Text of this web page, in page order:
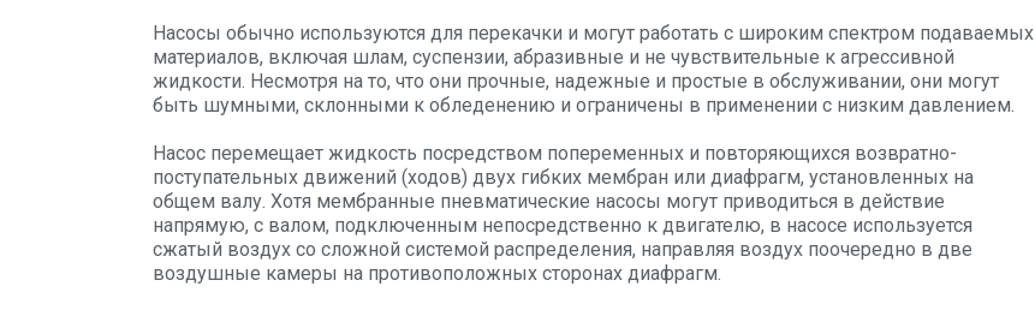
Насосы обычно используются для перекачки и могут работать с широким спектром подаваемых
материалов, включая шлам, суспензии, абразивные и не чувствительные к агрессивной
жидкости. Несмотря на то, что они прочные, надежные и простые в обслуживании, они могут
быть шумными, склонными к обледенению и ограничены в применении с низким давлением.
Насос перемещает жидкость посредством попеременных и повторяющихся возвратно-
поступательных движений (ходов) двух гибких мембран или диафрагм, установленных на
общем валу. Хотя мембранные пневматические насосы могут приводиться в действие
напрямую, с валом, подключенным непосредственно к двигателю, в насосе используется
сжатый воздух со сложной системой распределения, направляя воздух поочередно в две
воздушные камеры на противоположных сторонах диафрагм.